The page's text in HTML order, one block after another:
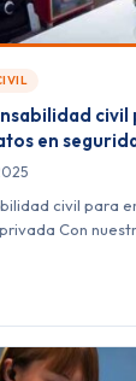
civil
en
civil para
Con